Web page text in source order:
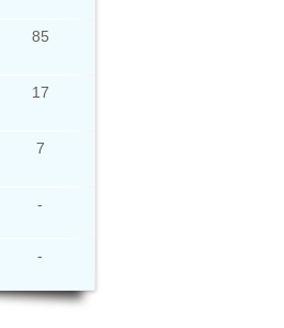
85
17
7
-
-